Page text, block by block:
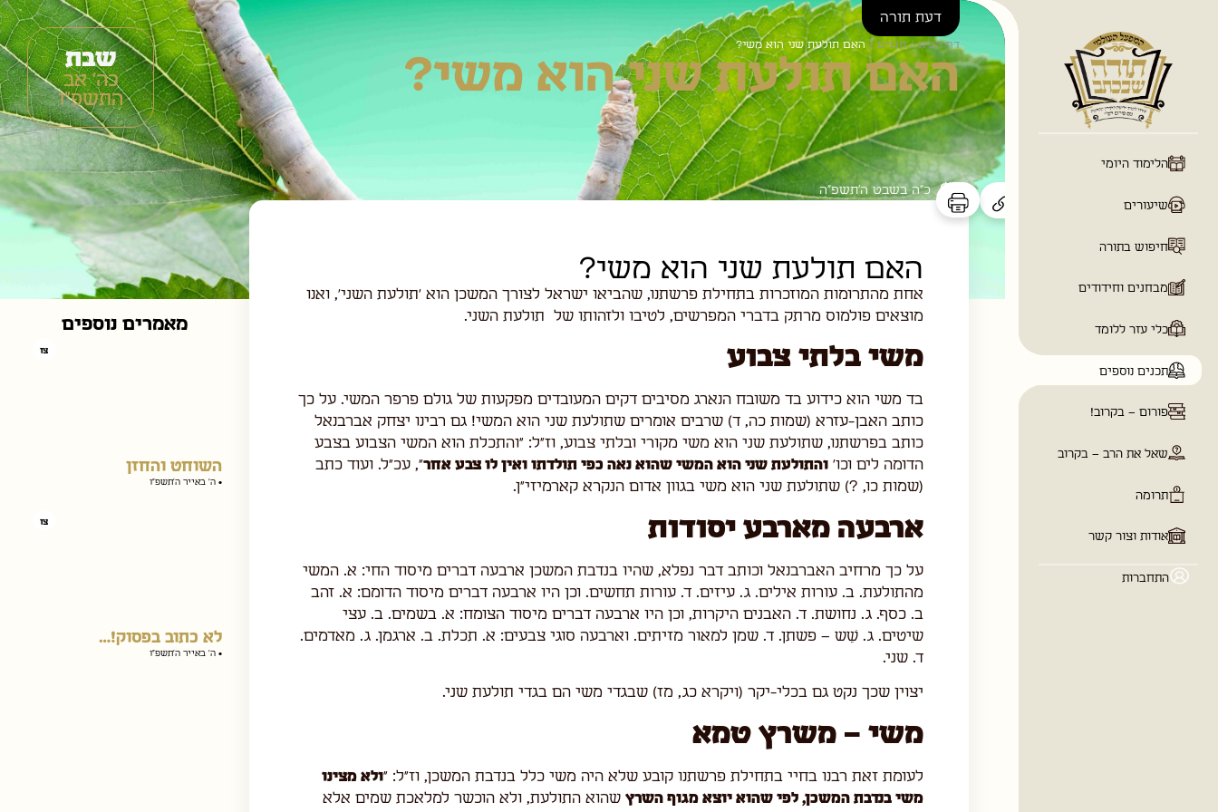
בקרוב
דעת תורה
דף הבית/תכנים /האם תולעת שני הוא משי?
האם תולעת שני הוא משי? שבת
כה׳ אב
התשפ״ו
כ״ה בשבט ה׳תשפ״ה
האם תולעת שני הוא משי?
אחת מהתרומות המוזכרות בתחילת פרשתנו, שהביאו ישראל לצורך המשכן הוא 'תולעת השני', ואנו
מוצאים פולמוס מרתק בדברי המפרשים, לטיבו ולזהותו של תולעת השני.
משי בלתי צבוע
בד משי הוא כידוע בד משובח הנארג מסיבים דקים המעובדים מפקעות של גולם פרפר המשי. על כך
כותב האבן-עזרא (שמות כה, ד) שרבים אומרים שתולעת שני הוא המשי! גם רבינו יצחק אברבנאל
כותב בפרשתנו, שתולעת שני הוא משי מקורי ובלתי צבוע, וז"ל: "והתכלת הוא המשי הצבוע בצבע
הדומה לים וכו' והתולעת שני הוא המשי שהוא נאה כפי תולדתו ואין לו צבע אחר", עכ"ל. ועוד כתב
(שמות כו, ?) שתולעת שני הוא משי בגוון אדום הנקרא קארמיזי"ן.
ארבעה מארבע יסודות
על כך מרחיב האברבנאל וכותב דבר נפלא, שהיו בנדבת המשכן ארבעה דברים מיסוד החי: א. המשי
מהתולעת. ב. עורות אילים. ג. עיזים. ד. עורות תחשים. וכן היו ארבעה דברים מיסוד הדומם: א. זהב
ב. כסף. ג. נחושת. ד. האבנים היקרות, וכן היו ארבעה דברים מיסוד הצומח: א. בשמים. ב. עצי
שיטים. ג. שֵׁש – פשתן. ד. שמן למאור מזיתים. וארבעה סוגי צבעים: א. תכלת. ב. ארגמן. ג. מאדמים.
ד. שני.
יצוין שכך נקט גם בכלי-יקר (ויקרא כג, מז) שבגדי משי הם בגדי תולעת שני.
משי – משרץ טמא
לעומת זאת רבנו בחיי בתחילת פרשתנו קובע שלא היה משי כלל בנדבת המשכן, וז"ל: "ולא מצינו
משי בנדבת המשכן, לפי שהוא יוצא מגוף השרץ שהוא התולעת, ולא הוכשר למלאכת שמים אלא
מאמרים נוספים